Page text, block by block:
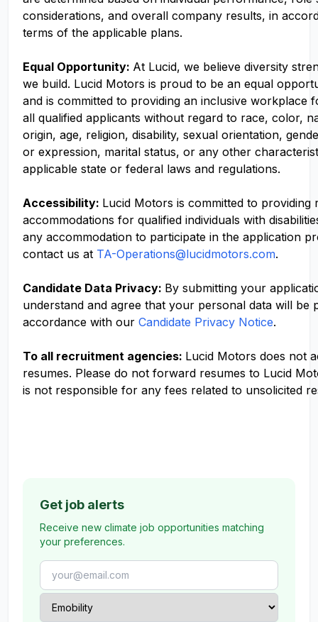
considerations, and overall company results, in
terms of the applicable plans.
Equal Opportunity: At Lucid, we believe diversity
we build. Lucid Motors is proud to be an equal
and is committed to providing an inclusive workplace
all qualified applicants without regard to race, color,
origin, age, religion, disability, sexual orientation,
or expression, marital status, or any other
applicable state or federal laws and regulations.
Accessibility: Lucid Motors is committed to providing
accommodations for qualified individuals with
any accommodation to participate in the application
contact us at TA-Operations@lucidmotors.com.
Candidate Data Privacy: By submitting your
understand and agree that your personal data will be
accordance with our Candidate Privacy Notice.
To all recruitment agencies: Lucid Motors does not
resumes. Please do not forward resumes to Lucid
is not responsible for any fees related to unsolicited
Get job alerts
Receive new climate job opportunities matching
your preferences.